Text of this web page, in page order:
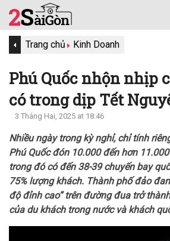
Trang chủ Kinh Doanh
Phú Quốc nhộn nhịp
có trong dịp Tết
3 Tháng Hai, 2025 at 18:46
Nhiều ngày trong kỳ nghỉ, chỉ tính
Phú Quốc đón 10.000 đến hơn
trong đó có đến 38-39 chuyến bay
75% lượng khách. Thành phố đảo
độ đỉnh cao” trên đường đua trở
của du khách trong nước và khách